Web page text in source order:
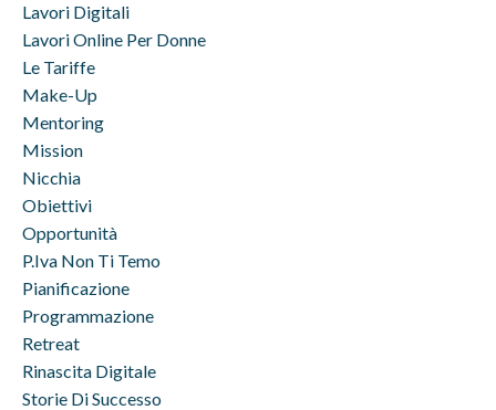
Lavori Digitali
Lavori Online Per Donne
Le Tariffe
Make-Up
Mentoring
Mission
Nicchia
Obiettivi
Opportunità
P.iva Non Ti Temo
Pianificazione
Programmazione
Retreat
Rinascita Digitale
Storie Di Successo